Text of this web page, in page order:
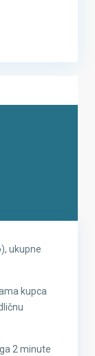
ukupne
kupca
2 minute